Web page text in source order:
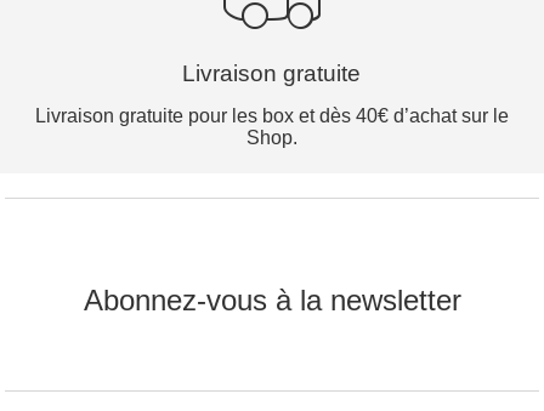
Livraison gratuite
Livraison gratuite pour les box et dès 40€ d’achat sur le
Shop.
Abonnez-vous à la newsletter